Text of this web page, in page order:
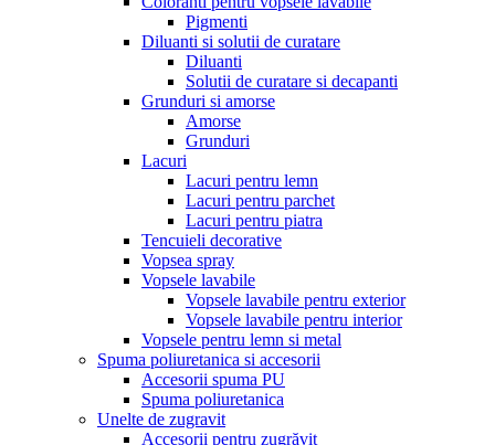
Pigmenti
Diluanti si solutii de curatare
Diluanti
Solutii de curatare si decapanti
Grunduri si amorse
Amorse
Grunduri
Lacuri
Lacuri pentru lemn
Lacuri pentru parchet
Lacuri pentru piatra
Tencuieli decorative
Vopsea spray
Vopsele lavabile
Vopsele lavabile pentru exterior
Vopsele lavabile pentru interior
Vopsele pentru lemn si metal
Spuma poliuretanica si accesorii
Accesorii spuma PU
Spuma poliuretanica
Unelte de zugravit
Accesorii pentru zugrăvit